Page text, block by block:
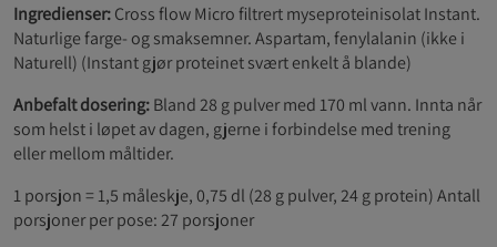
Ingredienser:Cross flow Micro filtrert myseproteinisolat Instant.
Naturlige farge- og smaksemner. Aspartam, fenylalanin (ikke i
Naturell) (Instant gjør proteinet svært enkelt å blande)
Anbefalt dosering:Bland 28 g pulver med 170 ml vann. Innta når
som helst i løpet av dagen, gjerne i forbindelse med trening
eller mellom måltider.
1 porsjon = 1,5 måleskje, 0,75 dl (28 g pulver, 24 g protein) Antall
porsjoner per pose: 27 porsjoner